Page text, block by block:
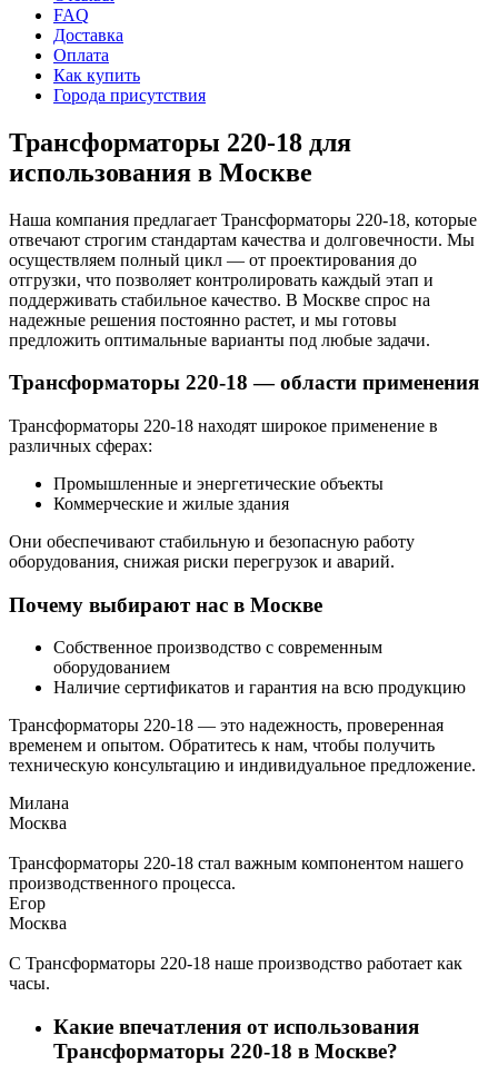
FAQ
Доставка
Оплата
Как купить
Города присутствия
Трансформаторы 220-18 для
использования в Москве
Наша компания предлагает Трансформаторы 220-18, которые
отвечают строгим стандартам качества и долговечности. Мы
осуществляем полный цикл — от проектирования до
отгрузки, что позволяет контролировать каждый этап и
поддерживать стабильное качество. В Москве спрос на
надежные решения постоянно растет, и мы готовы
предложить оптимальные варианты под любые задачи.
Трансформаторы 220-18 — области применения
Трансформаторы 220-18 находят широкое применение в
различных сферах:
Промышленные и энергетические объекты
Коммерческие и жилые здания
Они обеспечивают стабильную и безопасную работу
оборудования, снижая риски перегрузок и аварий.
Почему выбирают нас в Москве
Собственное производство с современным
оборудованием
Наличие сертификатов и гарантия на всю продукцию
Трансформаторы 220-18 — это надежность, проверенная
временем и опытом. Обратитесь к нам, чтобы получить
техническую консультацию и индивидуальное предложение.
Милана
Москва
Трансформаторы 220-18 стал важным компонентом нашего
производственного процесса.
Егор
Москва
С Трансформаторы 220-18 наше производство работает как
часы.
Какие впечатления от использования
Трансформаторы 220-18 в Москве?